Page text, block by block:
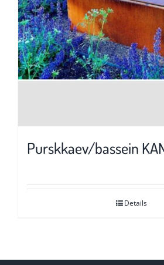
Purskkaev/bassein
Details